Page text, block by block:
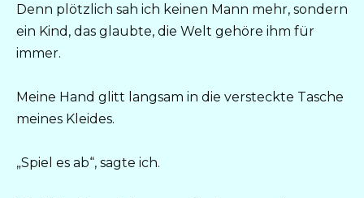
Denn plötzlich sah ich keinen Mann mehr, sondern
ein Kind, das glaubte, die Welt gehöre ihm für
immer.
Meine Hand glitt langsam in die versteckte Tasche
meines Kleides.
„Spiel es ab“, sagte ich.